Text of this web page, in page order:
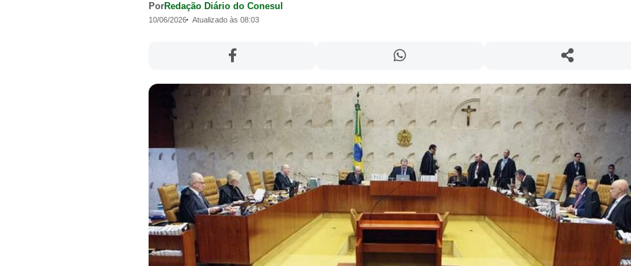
PorRedação Diário do Conesul
10/06/2026 Atualizado às 08:03